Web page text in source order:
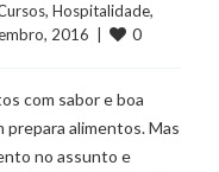
, Hospitalidade
2016  |
0
com sabor e boa
prepara alimentos. Mas
no assunto e